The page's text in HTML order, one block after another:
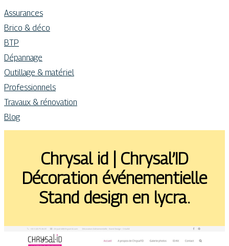
Assurances
Brico & déco
BTP
Dépannage
Outillage & matériel
Professionnels
Travaux & rénovation
Blog
Chrysal id | Chrysal’ID
Décoration événe­men­tiel­le
Stand design en lycra.